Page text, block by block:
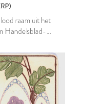
raam uit het
Handelsblad-